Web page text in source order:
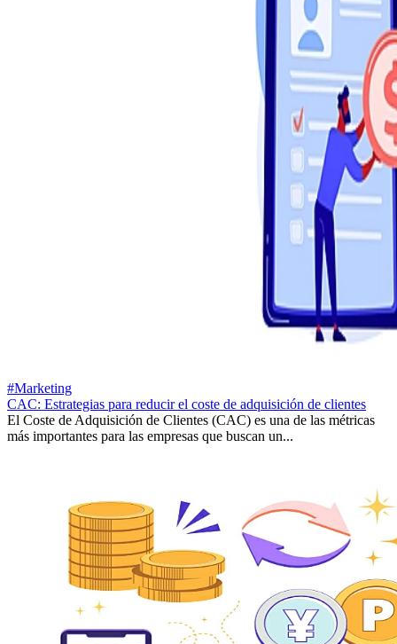
#Marketing
CAC: Estrategias para reducir el coste de adquisición de clientes
El Coste de Adquisición de Clientes (CAC) es una de las métricas
más importantes para las empresas que buscan un...